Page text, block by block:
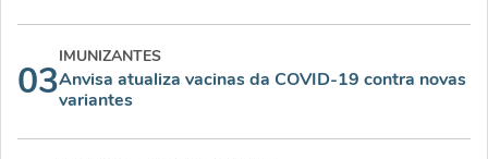
03
IMUNIZANTES
Anvisa atualiza vacinas da COVID-19 contra novas
variantes